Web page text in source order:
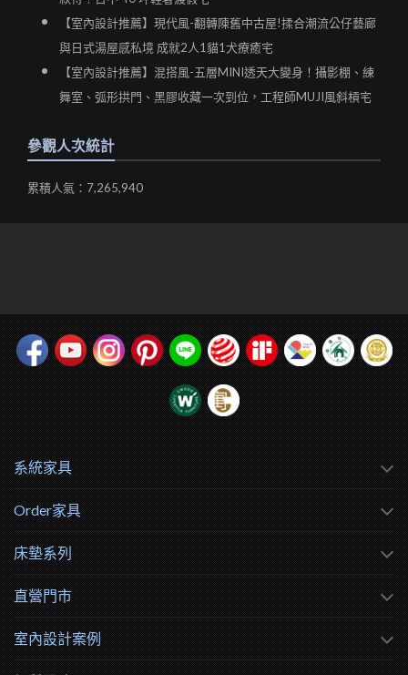
【室內設計推薦】現代風-翻轉陳舊中古屋!揉合潮流公仔藝廊
與日式湯屋感私境 成就2人1貓1犬療癒宅
【室內設計推薦】混搭風-五層MINI透天大變身！攝影棚、練
舞室、弧形拱門、黑膠收藏一次到位，工程師MUJI風斜槓宅
參觀人次統計
累積人氣：7,265,940
系統家具
Order家具
床墊系列
直營門市
室內設計案例